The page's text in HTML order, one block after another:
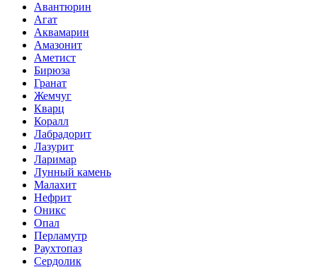
Авантюрин
Агат
Аквамарин
Амазонит
Аметист
Бирюза
Гранат
Жемчуг
Кварц
Коралл
Лабрадорит
Лазурит
Ларимар
Лунный камень
Малахит
Нефрит
Оникс
Опал
Перламутр
Раухтопаз
Сердолик